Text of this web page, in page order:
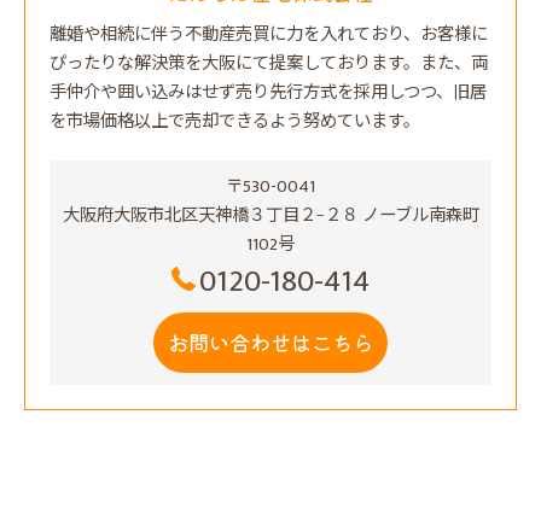
離婚や相続に伴う不動産売買に力を入れており、お客様に
ぴったりな解決策を大阪にて提案しております。また、両
手仲介や囲い込みはせず売り先行方式を採用しつつ、旧居
を市場価格以上で売却できるよう努めています。
〒530-0041
大阪府大阪市北区天神橋３丁目２−２８ ノーブル南森町
1102号
0120-180-414
お問い合わせはこちら